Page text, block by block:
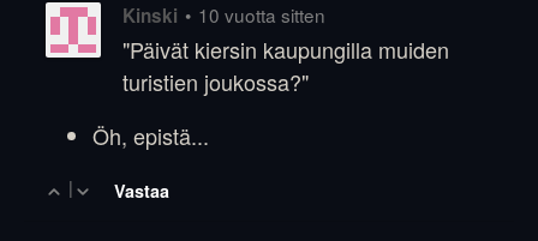
Kinski • 10 vuotta sitten
"Päivät kiersin kaupungilla muiden
turistien joukossa?"
Öh, epistä...
| Vastaa